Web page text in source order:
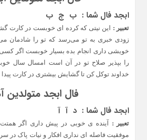
ابجد فال شما : ب ج ب
تعبیر : این نیتی که کرده ای خوبست در کارت
زودی خبری به تو می‌رسد که تو را شادمان
خویشی داری انجام بده بسیار خوبست اگر
را بپذیر صلاح تو در آن است امسال سال
خداوند توکل کن تا گشایش بیشتری در کارت پیدا
فال ابجد متولدین
ابجد فال شما : د آ آ
تعبیر : آینده ی خوبی در پیش داری اگر همتت
موفقیت فاصله ای نداری افکار و نیات پاک در